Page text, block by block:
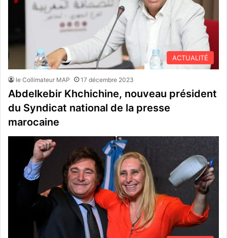
ACTUALITÉ
le Collimateur MAP 17 décembre 2023
Abdelkebir Khchichine, nouveau président
du Syndicat national de la presse
marocaine